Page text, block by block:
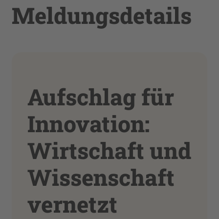
Meldungsdetails
Aufschlag für
Innovation:
Wirtschaft und
Wissenschaft
vernetzt